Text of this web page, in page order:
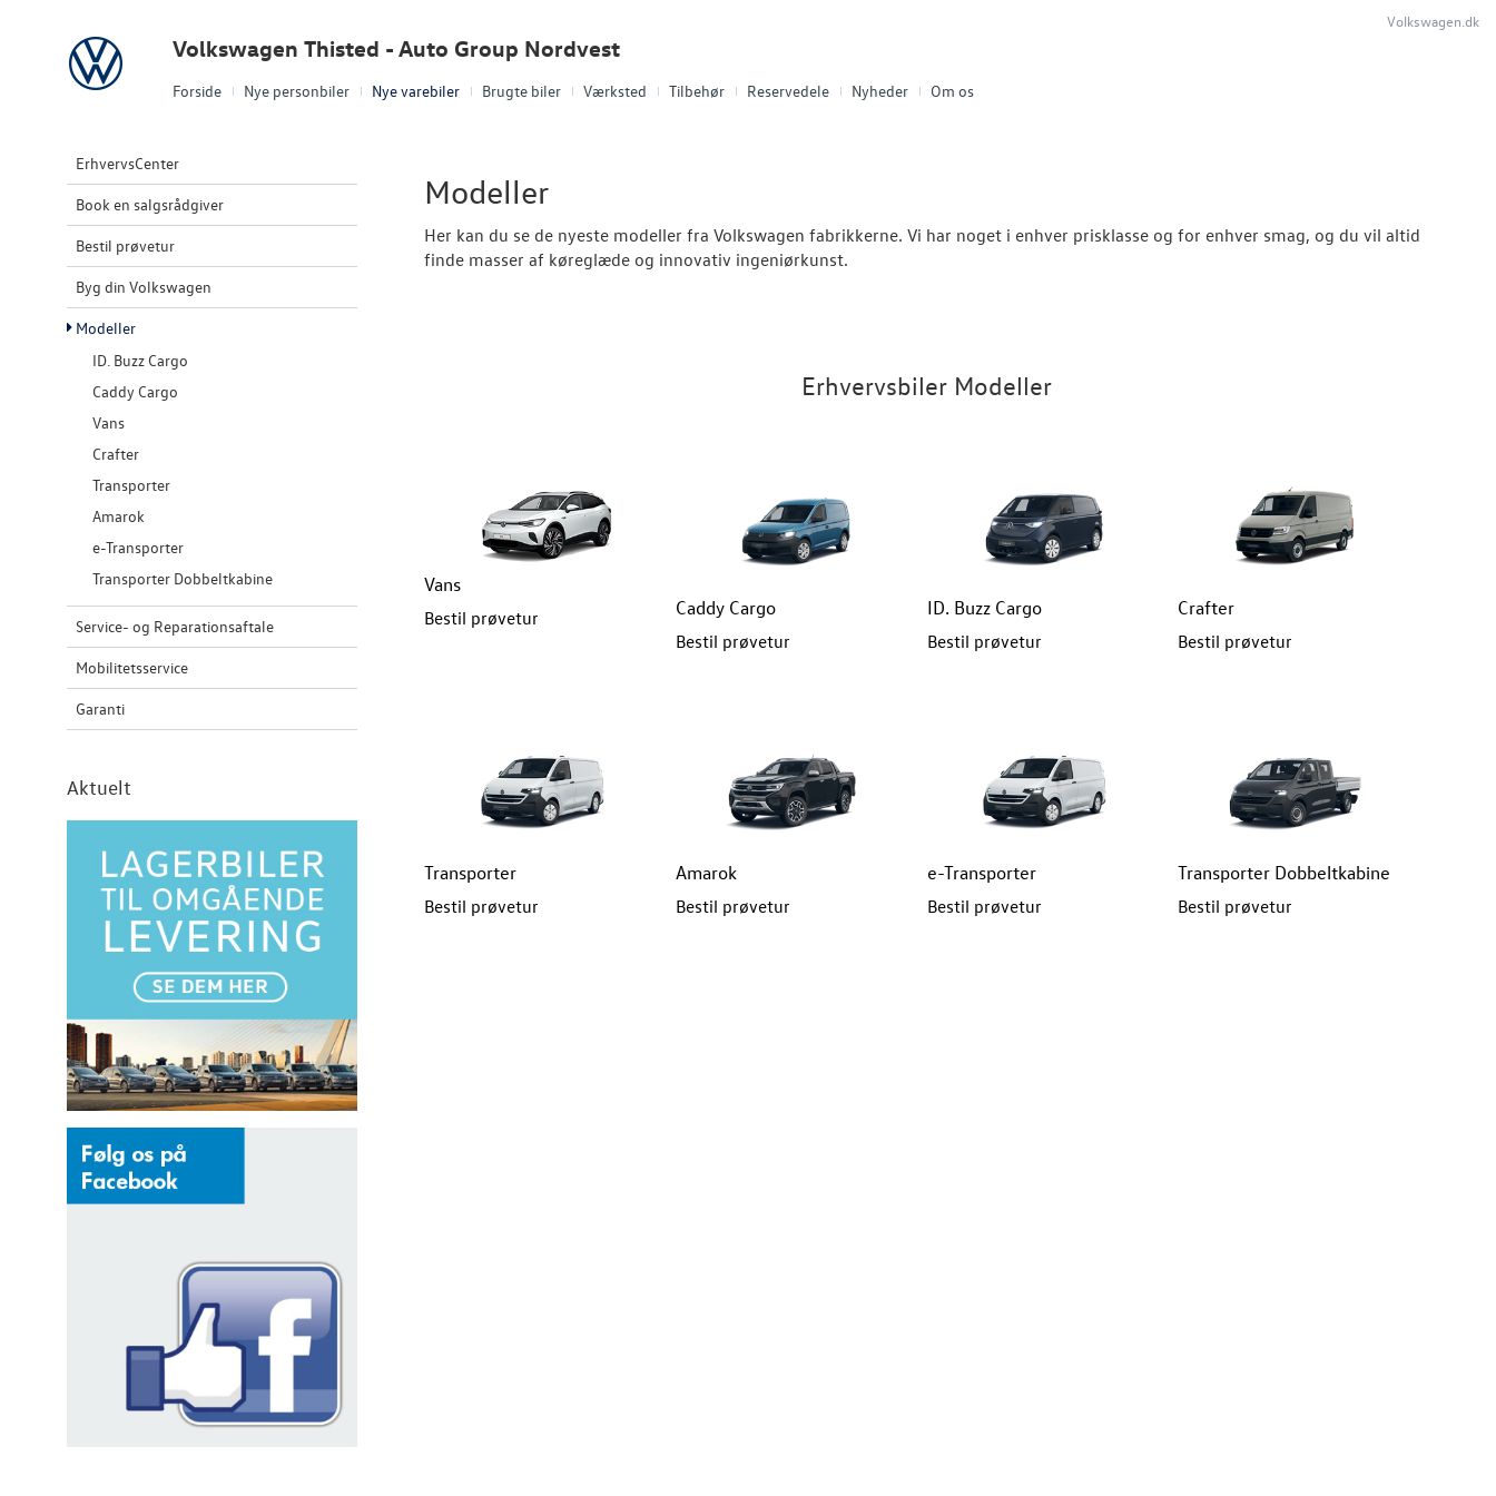
Forside Nye personbiler Nye varebiler Brugte biler Værksted Tilbehør Reservedele Nyheder Om os
Volkswagen Volkswagen Thisted - Auto Group Nordvest
Volkswagen.dk
ErhvervsCenter
Book en salgsrådgiver
Bestil prøvetur
Byg din Volkswagen
Modeller
ID. Buzz Cargo
Caddy Cargo
Vans
Crafter
Transporter
Amarok
e-Transporter
Transporter Dobbeltkabine
Service- og Reparationsaftale
Mobilitetsservice
Garanti
Aktuelt
Modeller
Her kan du se de nyeste modeller fra Volkswagen fabrikkerne. Vi har noget i enhver prisklasse og for enhver smag, og du vil altid
finde masser af køreglæde og innovativ ingeniørkunst.
Erhvervsbiler Modeller
Vans
Bestil prøvetur Caddy Cargo
Bestil prøvetur
ID. Buzz Cargo
Bestil prøvetur
Crafter
Bestil prøvetur
Transporter
Bestil prøvetur
Amarok
Bestil prøvetur
e-Transporter
Bestil prøvetur
Transporter Dobbeltkabine
Bestil prøvetur